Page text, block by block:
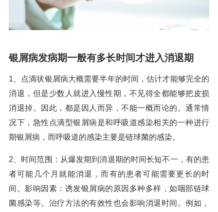
银屑病发病期一般有多长时间才进入消退期
1、点滴状银屑病大概需要半年的时间，估计才能够完全的
消退，但是少数人就进入慢性期，不见得全都能够把皮损
消退掉。因此，都是因人而异，不能一概而论的。通常情
况下，急性点滴型银屑病是和呼吸道感染相关的一种进行
期银屑病，而呼吸道的感染主要是链球菌的感染。
2、时间范围：从爆发期到消退期的时间长短不一，有的患
者可能几个月就能消退，而有的患者可能需要更长的时
间。影响因素：诱发银屑病的原因多种多样，如咽部链球
菌感染等。治疗方法的有效性也会影响消退时间。例如，